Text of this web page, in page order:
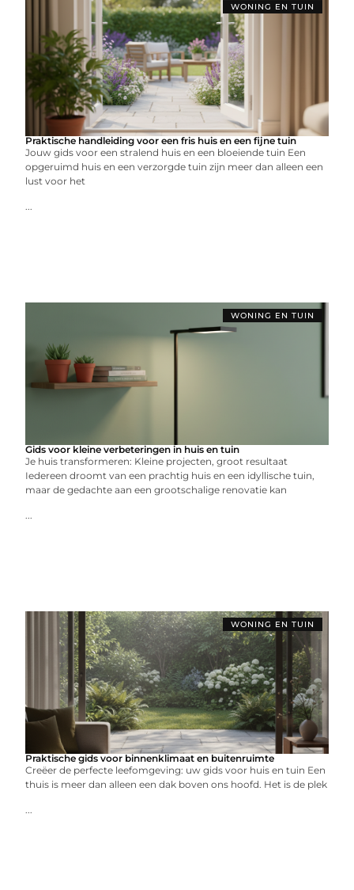
WONING EN TUIN
Praktische handleiding voor een fris huis en een fijne tuin
Jouw gids voor een stralend huis en een bloeiende tuin Een
opgeruimd huis en een verzorgde tuin zijn meer dan alleen een
lust voor het
...
WONING EN TUIN
Gids voor kleine verbeteringen in huis en tuin
Je huis transformeren: Kleine projecten, groot resultaat
Iedereen droomt van een prachtig huis en een idyllische tuin,
maar de gedachte aan een grootschalige renovatie kan
...
WONING EN TUIN
Praktische gids voor binnenklimaat en buitenruimte
Creëer de perfecte leefomgeving: uw gids voor huis en tuin Een
thuis is meer dan alleen een dak boven ons hoofd. Het is de plek
...